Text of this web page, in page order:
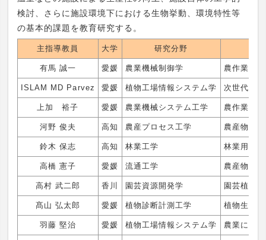
検討、さらに施設環境下における生物挙動、環境特性等
の基本的課題を教育研究する。
主指導教員 大学 研究分野
有馬 誠一 愛媛 農業機械制御学 農作業の
ISLAM MD Parvez 愛媛 植物工場情報システム学 次世代ス
上加 裕子 愛媛 農業機械システム工学 農作業の
河野 俊夫 高知 農産プロセス工学 農産物の
鈴木 保志 高知 林業工学 林業用架
高橋 憲子 愛媛 流通工学 農産物の
高村 武二郎 香川 園芸資源開発学 園芸植物
髙山 弘太郎 愛媛 植物診断計測工学 植物生体
羽藤 堅治 愛媛 植物工場情報システム学 農業にお